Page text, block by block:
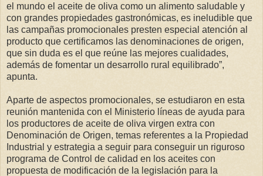
el mundo el aceite de oliva como un alimento saludable y
con grandes propiedades gastronómicas, es ineludible que
las campañas promocionales presten especial atención al
producto que certificamos las denominaciones de origen,
que sin duda es el que reúne las mejores cualidades,
además de fomentar un desarrollo rural equilibrado”,
apunta.
Aparte de aspectos promocionales, se estudiaron en esta
reunión mantenida con el Ministerio líneas de ayuda para
los productores de aceite de oliva virgen extra con
Denominación de Origen, temas referentes a la Propiedad
Industrial y estrategia a seguir para conseguir un riguroso
programa de Control de calidad en los aceites con
propuesta de modificación de la legislación para la